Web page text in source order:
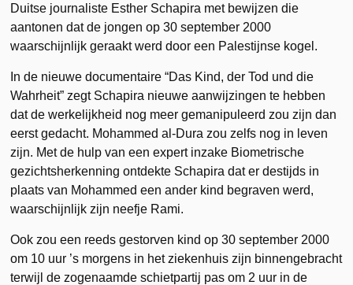
Duitse journaliste Esther Schapira met bewijzen die
aantonen dat de jongen op 30 september 2000
waarschijnlijk geraakt werd door een Palestijnse kogel.
In de nieuwe documentaire “Das Kind, der Tod und die
Wahrheit” zegt Schapira nieuwe aanwijzingen te hebben
dat de werkelijkheid nog meer gemanipuleerd zou zijn dan
eerst gedacht. Mohammed al-Dura zou zelfs nog in leven
zijn. Met de hulp van een expert inzake Biometrische
gezichtsherkenning ontdekte Schapira dat er destijds in
plaats van Mohammed een ander kind begraven werd,
waarschijnlijk zijn neefje Rami.
Ook zou een reeds gestorven kind op 30 september 2000
om 10 uur ’s morgens in het ziekenhuis zijn binnengebracht
terwijl de zogenaamde schietpartij pas om 2 uur in de